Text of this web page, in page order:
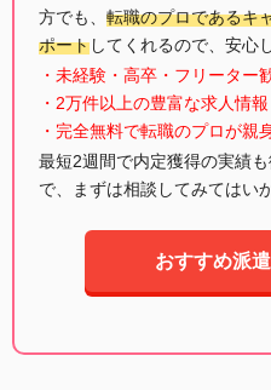
方でも、 転職のプロであるキ
ポートしてくれるので、安心
・未経験・高卒・フリーター
・2万件以上の豊富な求人情報
・完全無料で転職のプロが親
最短2週間で内定獲得の実績も
で、まずは相談してみてはい
おすすめ派